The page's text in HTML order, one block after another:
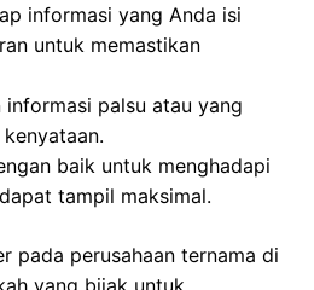
informasi yang Anda isi
untuk memastikan
palsu atau yang
baik untuk menghadapi
tampil maksimal.
pada perusahaan ternama di
yang bijak untuk